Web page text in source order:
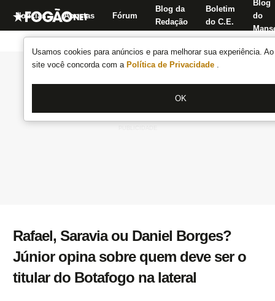
Usamos cookies para anúncios e para melhorar sua experiência.
site você concorda com a Política de Privacidade .
OK
Notícias Apostas Fórum
Blog da
Redação
Boletim
do C.E.
Blog
do
Rafael, Saravia ou Daniel Borges?
Júnior opina sobre quem deve ser o
titular do Botafogo na lateral